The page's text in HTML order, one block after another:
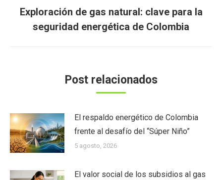
Publicación
siguiente:
Exploración de gas natural: clave para la
seguridad energética de Colombia
Post relacionados
El respaldo energético de Colombia
frente al desafío del “Súper Niño”
5 agosto, 2026
El valor social de los subsidios al gas